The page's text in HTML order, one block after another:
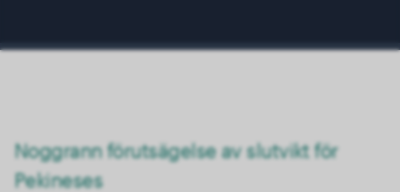
Noggrann förutsägelse av slutvikt för
Pekineses